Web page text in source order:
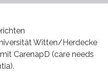
Witten/Herdecke
CarenapD (care needs